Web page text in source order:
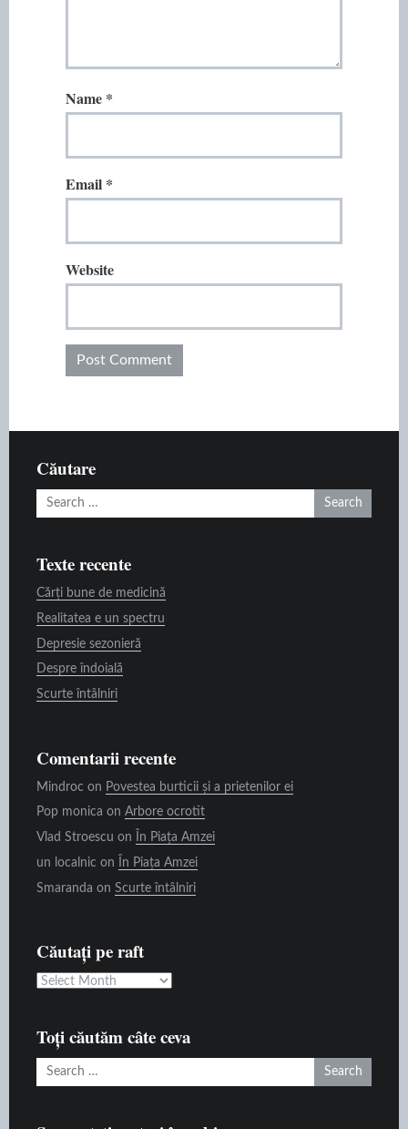
Name *
Email *
Website
Căutare
Search
Texte recente
Cărți bune de medicină
Realitatea e un spectru
Depresie sezonieră
Despre îndoială
Scurte întâlniri
Comentarii recente
Mindroc on Povestea burticii și a prietenilor ei
Pop monica on Arbore ocrotit
Vlad Stroescu on
În Piața Amzei
un localnic on
În Piața Amzei
Smaranda on Scurte întâlniri
Căutați pe raft
Căutați
Toți căutăm câte ceva
Search